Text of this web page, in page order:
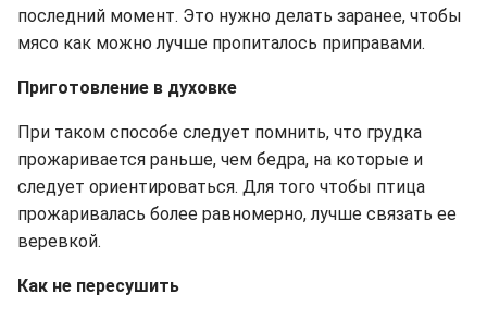
последний момент. Это нужно делать заранее, чтобы
мясо как можно лучше пропиталось приправами.
Приготовление в духовке
При таком способе следует помнить, что грудка
прожаривается раньше, чем бедра, на которые и
следует ориентироваться. Для того чтобы птица
прожаривалась более равномерно, лучше связать ее
веревкой.
Как не пересушить